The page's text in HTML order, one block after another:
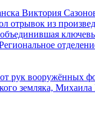
Виктория
отрывок из
объединившая
рук вооружённых
земляка, Михаила